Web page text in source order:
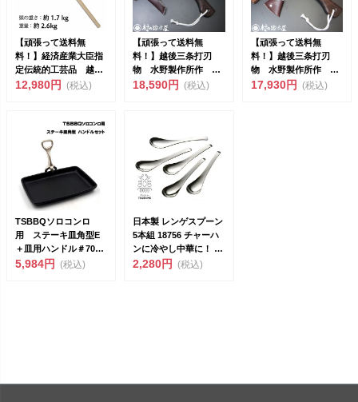
【頑張って送料無
料！】経済産業大臣指
定伝統的工芸品 越後
三条打刃物 伝統工芸
12,980円 (税込)
【頑張って送料無
料！】越後三条打刃
物 水野製作所作 焼
曲柄割込地型鉞（まさ
18,590円 (税込)
【頑張って送料無
料！】越後三条打刃
物 水野製作所作 焼
曲柄 割込アックス
17,930円 (税込)
TSBBQソロコンロ
用 ステーキ皿角型E
＋皿用ハンドル＃707
セット【頑張って送料
5,984円 (税込)
日本製 レンゲスプーン
5本組 18756 チャーハ
ンに冷やし中華に！ 洋
食器の本場、...
2,280円 (税込)